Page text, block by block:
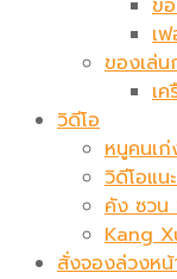
เ
ของเล่
เ
วิดีโอ
หนูคนเ
วิดีโอแน
คัง ซวน
Kang
สั่งจองล่วงหน้